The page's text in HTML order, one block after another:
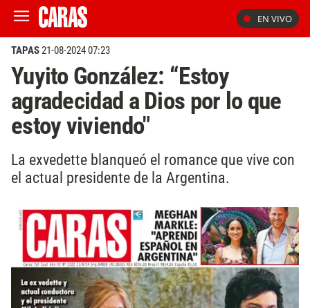
EN VIVO
TAPAS21-08-2024 07:23
Yuyito González: “Estoy
agradecidad a Dios por lo que
estoy viviendo"
La exvedette blanqueó el romance que vive con
el actual presidente de la Argentina.